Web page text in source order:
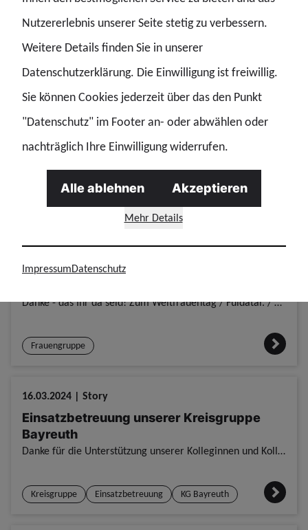
Sitzverteilung Gesamtpersonalrat
Arbeitszeit Personalratswahlen
Einsatzbekleidung 2.0 – Los geht´s
16.03.2024 | Story
Danke - das Ihr da seid! Zum Weltfrauentag / Fuldatal. / Starke Kolleginnen in Vollzug, Tarif und Verwaltung
Frauengruppe
16.03.2024 | Story
Einsatzbetreuung unserer Kreisgruppe
Bayreuth
Danke für die Unterstützung unserer Kolleginnen und Kollegen. Einsatzbetreuung unserer Kreisgruppe Bayreuth / Bayreuth / Nürnberg. / Tolle Einsatzbetreuung der GdP Kreisgruppe Bayreuth anlässlich des
Kreisgruppe Einsatzbetreuung KG Bayreuth
Nutzererlebnis unserer Seite stetig zu verbessern.
Weitere Details finden Sie in unserer
Datenschutzerklärung. Die Einwilligung ist freiwillig.
Sie können Cookies jederzeit über das den Punkt
"Datenschutz" im Footer an- oder abwählen oder
nachträglich Ihre Einwilligung widerrufen.
Mehr Details
Alle ablehnen Akzeptieren
ImpressumDatenschutz